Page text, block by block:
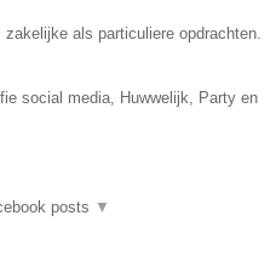
als particuliere opdrachten.
social media, Huwwelijk, Party en
posts ▼